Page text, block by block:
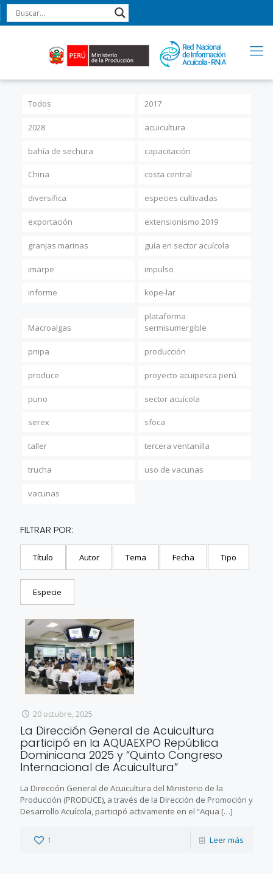
Todos 2017
2028 acuicultura
bahía de sechura capacitación
China costa central
diversifica especies cultivadas
exportación extensionismo 2019
granjas marinas guía en sector acuícola
imarpe impulso
informe kope-lar
Macroalgas
plataforma
sermisumergible
pnipa producción
produce proyecto acuipesca perú
puno sector acuícola
serex sfoca
taller tercera ventanilla
trucha uso de vacunas
vacunas
FILTRAR POR:
Título Autor Tema Fecha Tipo
Especie
20 octubre, 2025
La Dirección General de Acuicultura
participó en la AQUAEXPO República
Dominicana 2025 y “Quinto Congreso
Internacional de Acuicultura”
La Dirección General de Acuicultura del Ministerio de la
Producción (PRODUCE), a través de la Dirección de Promoción y
Desarrollo Acuícola, participó activamente en el “Aqua […]
1 Leer más